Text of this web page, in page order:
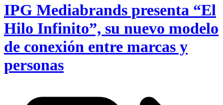
IPG Mediabrands presenta “El
Hilo Infinito”, su nuevo modelo
de conexión entre marcas y
personas